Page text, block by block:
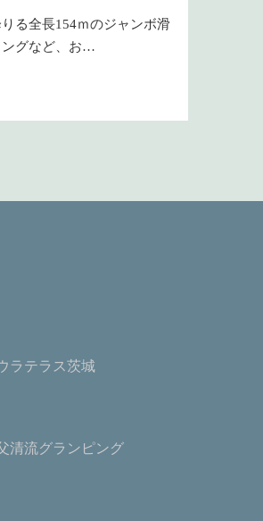
る全長154ｍのジャンボ滑
ングなど、お…
ラテラス茨城
清流グランピング